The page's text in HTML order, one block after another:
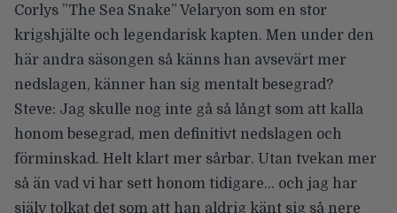
Corlys ”The Sea Snake” Velaryon som en stor
krigshjälte och legendarisk kapten. Men under den
här andra säsongen så känns han avsevärt mer
nedslagen, känner han sig mentalt besegrad?
Steve: Jag skulle nog inte gå så långt som att kalla
honom besegrad, men definitivt nedslagen och
förminskad. Helt klart mer sårbar. Utan tvekan mer
så än vad vi har sett honom tidigare… och jag har
själv tolkat det som att han aldrig känt sig så nere